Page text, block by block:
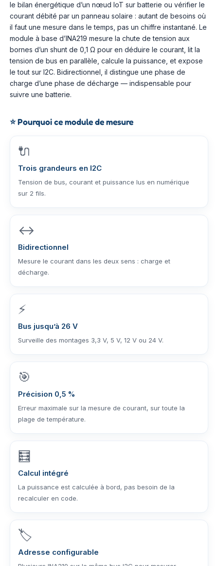
le bilan énergétique d’un nœud IoT sur batterie ou vérifier le
courant débité par un panneau solaire : autant de besoins où
il faut une mesure dans le temps, pas un chiffre instantané. Le
module à base d’INA219 mesure la chute de tension aux
bornes d’un shunt de 0,1 Ω pour en déduire le courant, lit la
tension de bus en parallèle, calcule la puissance, et expose
le tout sur I2C. Bidirectionnel, il distingue une phase de
charge d’une phase de décharge — indispensable pour
suivre une batterie.
⭐Pourquoi ce module de mesure
🔌
Trois grandeurs en I2C
Tension de bus, courant et puissance lus en numérique
sur 2 fils.
↔️
Bidirectionnel
Mesure le courant dans les deux sens : charge et
décharge.
⚡
Bus jusqu’à 26 V
Surveille des montages 3,3 V, 5 V, 12 V ou 24 V.
🎯
Précision 0,5 %
Erreur maximale sur la mesure de courant, sur toute la
plage de température.
🧮
Calcul intégré
La puissance est calculée à bord, pas besoin de la
recalculer en code.
🏷️
Adresse configurable